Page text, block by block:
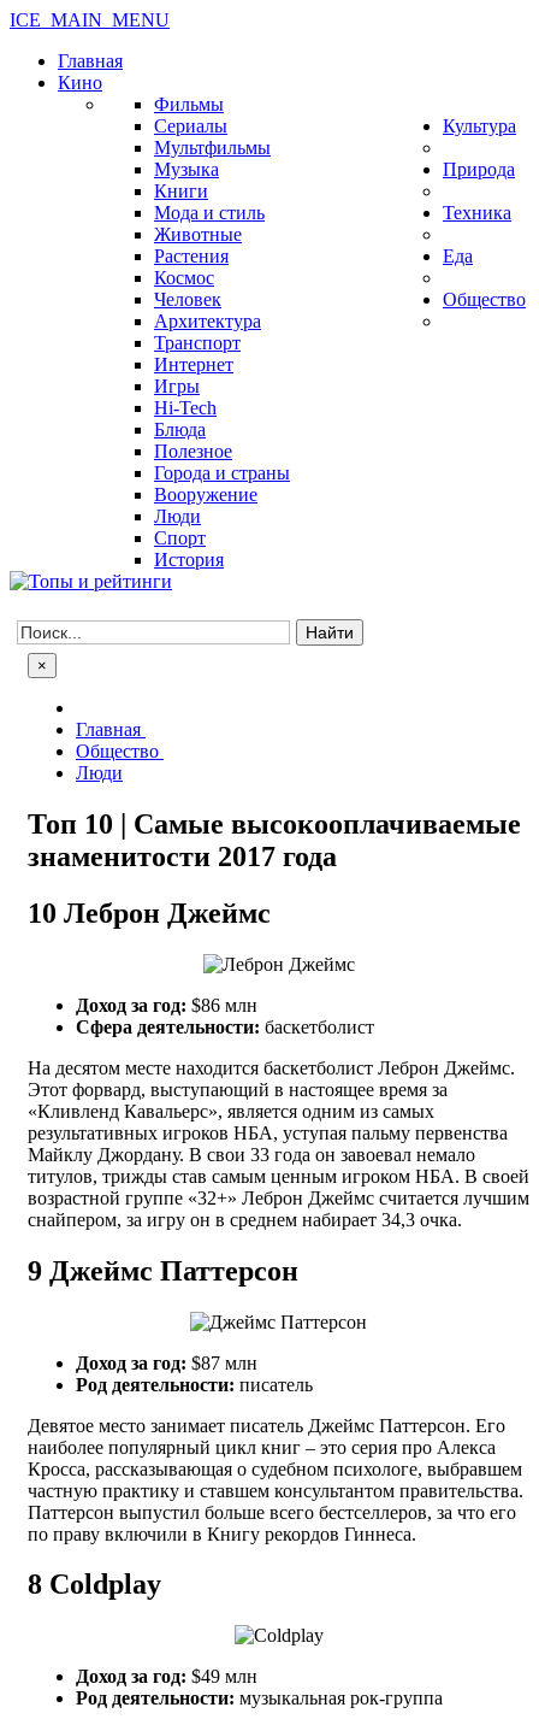
ICE_MAIN_MENU
Главная
Кино
Фильмы
Сериалы
Мультфильмы
Культура
Музыка
Книги
Мода и стиль
Природа
Животные
Растения
Космос
Человек
Техника
Архитектура
Транспорт
Интернет
Игры
Hi-Tech
Еда
Блюда
Полезное
Общество
Города и страны
Вооружение
Люди
Спорт
История
×
Главная
Общество
Люди
Топ 10 | Самые высокооплачиваемые
знаменитости 2017 года
10 Леброн Джеймс
Доход за год: $86 млн
Сфера деятельности: баскетболист
На десятом месте находится баскетболист Леброн Джеймс.
Этот форвард, выступающий в настоящее время за
«Кливленд Кавальерс», является одним из самых
результативных игроков НБА, уступая пальму первенства
Майклу Джордану. В свои 33 года он завоевал немало
титулов, трижды став самым ценным игроком НБА. В своей
возрастной группе «32+» Леброн Джеймс считается лучшим
снайпером, за игру он в среднем набирает 34,3 очка.
9 Джеймс Паттерсон
Доход за год: $87 млн
Род деятельности: писатель
Девятое место занимает писатель Джеймс Паттерсон. Его
наиболее популярный цикл книг – это серия про Алекса
Кросса, рассказывающая о судебном психологе, выбравшем
частную практику и ставшем консультантом правительства.
Паттерсон выпустил больше всего бестселлеров, за что его
по праву включили в Книгу рекордов Гиннеса.
8 Coldplay
Доход за год: $49 млн
Род деятельности: музыкальная рок-группа